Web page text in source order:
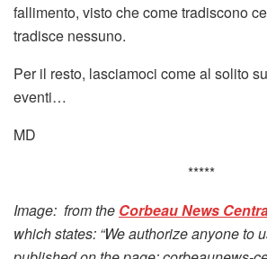
fallimento, visto che come tradiscono
tradisce nessuno.
Per il resto, lasciamoci come al solito
eventi…
MD
*****
Image: from the Corbeau News
which states: “We authorize anyone to